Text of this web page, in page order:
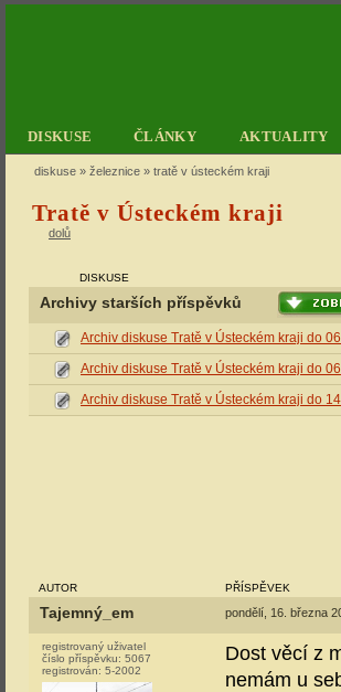
DISKUSE ČLÁNKY AKTUALITY
diskuse » železnice » tratě v ústeckém kraji
Tratě v Ústeckém kraji
dolů
DISKUSE
Archivy starších příspěvků
Archiv diskuse Tratě v Ústeckém kraji do
Archiv diskuse Tratě v Ústeckém kraji do
Archiv diskuse Tratě v Ústeckém kraji do
AUTOR PŘÍSPĚVEK
Tajemný_em pondělí, 16. března
registrovaný uživatel
číslo příspěvku: 5067
registrován: 5-2002
Dost věcí z
nemám u